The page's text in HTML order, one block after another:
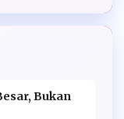
Bukan